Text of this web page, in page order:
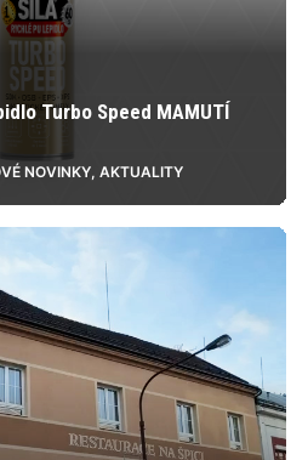
Turbo Speed MAMUTÍ
NOVINKY, AKTUALITY